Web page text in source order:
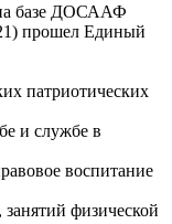
базе ДОСААФ
прошел Единый
патриотических
и службе в
воспитание
физической